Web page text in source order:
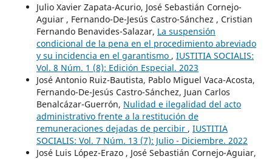
Julio Xavier Zapata-Acurio, José Sebastián Cornejo-
Aguiar , Fernando-De-Jesús Castro-Sánchez , Cristian
Fernando Benavides-Salazar, La suspensión
condicional de la pena en el procedimiento abreviado
y su incidencia en el garantismo , IUSTITIA SOCIALIS:
Vol. 8 Núm. 1 (8): Edición Especial. 2023
José Antonio Ruiz-Bautista, Pablo Miguel Vaca-Acosta,
Fernando-De-Jesús Castro-Sánchez, Juan Carlos
Benalcázar-Guerrón, Nulidad e ilegalidad del acto
administrativo frente a la restitución de
remuneraciones dejadas de percibir , IUSTITIA
SOCIALIS: Vol. 7 Núm. 13 (7): Julio - Diciembre. 2022
José Luis López-Erazo , José Sebastián Cornejo-Aguiar,